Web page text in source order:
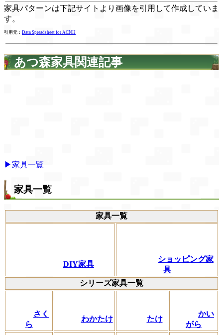
家具パターンは下記サイトより画像を引用して作成していま
す。
引用元： Data Spreadsheet for ACNH
あつ森家具関連記事
▶家具一覧
家具一覧
家具一覧
DIY家具
ショッピング家
具
シリーズ家具一覧
さく
ら
わかたけ たけ
かい
がら